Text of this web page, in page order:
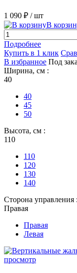
1 090 ₽ / шт
В
Подробнее
Купить в 1 клик
В избранное Под
Ширина, см :
40
40
45
50
Высота, см :
110
110
120
130
140
Сторона управления :
Правая
Правая
Левая
просмотр